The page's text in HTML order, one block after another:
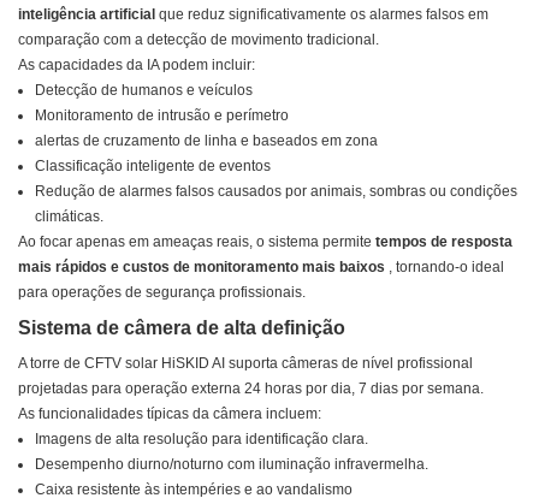
inteligência artificial que reduz significativamente os alarmes falsos em
comparação com a detecção de movimento tradicional.
As capacidades da IA ​​podem incluir:
Detecção de humanos e veículos
Monitoramento de intrusão e perímetro
alertas de cruzamento de linha e baseados em zona
Classificação inteligente de eventos
Redução de alarmes falsos causados ​​por animais, sombras ou condições
climáticas.
Ao focar apenas em ameaças reais, o sistema permite tempos de resposta
mais rápidos e custos de monitoramento mais baixos , tornando-o ideal
para operações de segurança profissionais.
Sistema de câmera de alta definição
A torre de CFTV solar HiSKID AI suporta câmeras de nível profissional
projetadas para operação externa 24 horas por dia, 7 dias por semana.
As funcionalidades típicas da câmera incluem:
Imagens de alta resolução para identificação clara.
Desempenho diurno/noturno com iluminação infravermelha.
Caixa resistente às intempéries e ao vandalismo